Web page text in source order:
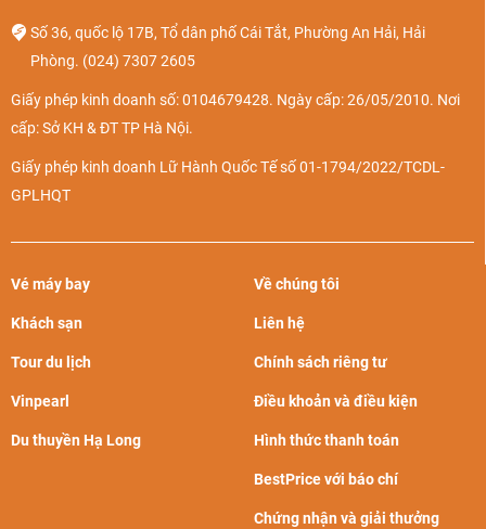
Số 36, quốc lộ 17B, Tổ dân phố Cái Tắt, Phường An Hải, Hải
Phòng. (024) 7307 2605
Giấy phép kinh doanh số: 0104679428. Ngày cấp: 26/05/2010. Nơi
cấp: Sở KH & ĐT TP Hà Nội.
Giấy phép kinh doanh Lữ Hành Quốc Tế số 01-1794/2022/TCDL-
GPLHQT
Vé máy bay
Khách sạn
Tour du lịch
Vinpearl
Du thuyền Hạ Long
Về chúng tôi
Liên hệ
Chính sách riêng tư
Điều khoản và điều kiện
Hình thức thanh toán
BestPrice với báo chí
Chứng nhận và giải thưởng